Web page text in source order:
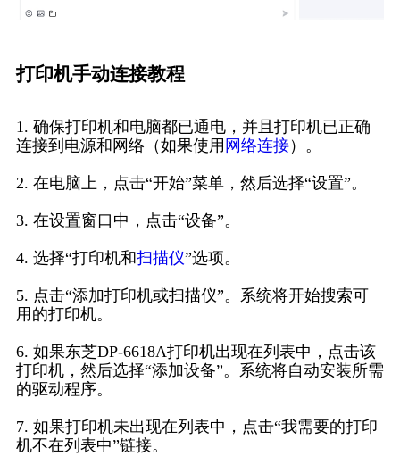
打印机手动连接教程
1. 确保打印机和电脑都已通电，并且打印机已正确
连接到电源和网络（如果使用 网络连接）。
2. 在电脑上，点击“开始”菜单，然后选择“设置”。
3. 在设置窗口中，点击“设备”。
4. 选择“打印机和扫描仪”选项。
5. 点击“添加打印机或扫描仪”。系统将开始搜索可
用的打印机。
6. 如果东芝DP-6618A打印机出现在列表中，点击该
打印机，然后选择“添加设备”。系统将自动安装所需
的驱动程序。
7. 如果打印机未出现在列表中，点击“我需要的打印
机不在列表中”链接。